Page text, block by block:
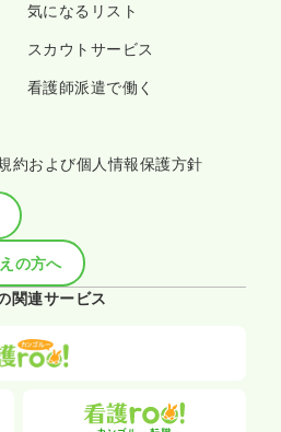
気になるリスト
スカウトサービス
看護師派遣で働く
約および個人情報保護方針
の方へ
関連サービス